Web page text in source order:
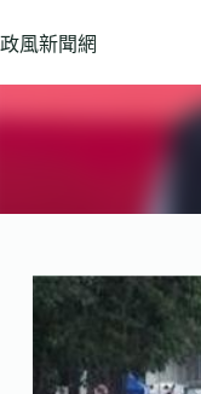
至
政風新聞網